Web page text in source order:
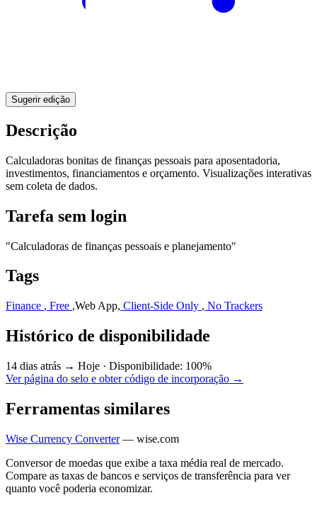
Sugerir edição
Descrição
Calculadoras bonitas de finanças pessoais para aposentadoria,
investimentos, financiamentos e orçamento. Visualizações interativas
sem coleta de dados.
Tarefa sem login
"Calculadoras de finanças pessoais e planejamento"
Tags
Finance , Free ,Web App, Client-Side Only , No Trackers
Histórico de disponibilidade
14 dias atrás → Hoje · Disponibilidade: 100%
Ver página do selo e obter código de incorporação →
Ferramentas similares
Wise Currency Converter — wise.com
Conversor de moedas que exibe a taxa média real de mercado.
Compare as taxas de bancos e serviços de transferência para ver
quanto você poderia economizar.